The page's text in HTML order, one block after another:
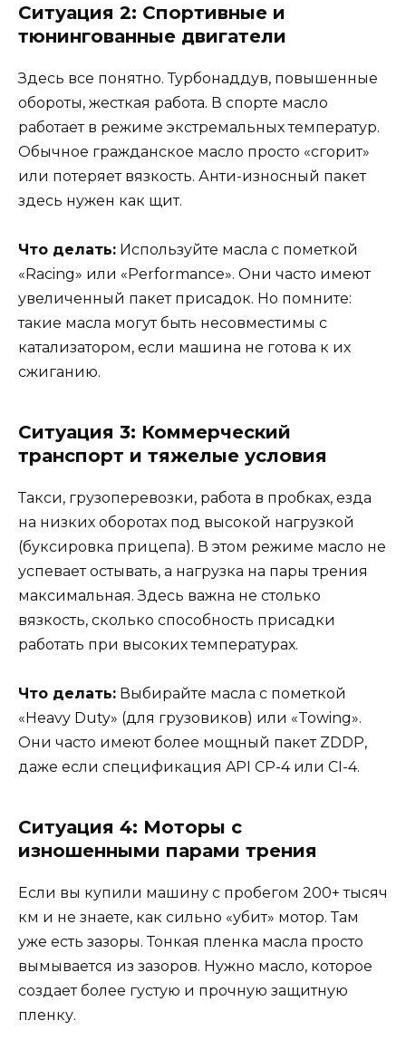
Ситуация 2: Спортивные и
тюнингованные двигатели
Здесь все понятно. Турбонаддув, повышенные
обороты, жесткая работа. В спорте масло
работает в режиме экстремальных температур.
Обычное гражданское масло просто «сгорит»
или потеряет вязкость. Анти-износный пакет
здесь нужен как щит.
Что делать: Используйте масла с пометкой
«Racing» или «Performance». Они часто имеют
увеличенный пакет присадок. Но помните:
такие масла могут быть несовместимы с
катализатором, если машина не готова к их
сжиганию.
Ситуация 3: Коммерческий
транспорт и тяжелые условия
Такси, грузоперевозки, работа в пробках, езда
на низких оборотах под высокой нагрузкой
(буксировка прицепа). В этом режиме масло не
успевает остывать, а нагрузка на пары трения
максимальная. Здесь важна не столько
вязкость, сколько способность присадки
работать при высоких температурах.
Что делать: Выбирайте масла с пометкой
«Heavy Duty» (для грузовиков) или «Towing».
Они часто имеют более мощный пакет ZDDP,
даже если спецификация API CP-4 или CI-4.
Ситуация 4: Моторы с
изношенными парами трения
Если вы купили машину с пробегом 200+ тысяч
км и не знаете, как сильно «убит» мотор. Там
уже есть зазоры. Тонкая пленка масла просто
вымывается из зазоров. Нужно масло, которое
создает более густую и прочную защитную
пленку.